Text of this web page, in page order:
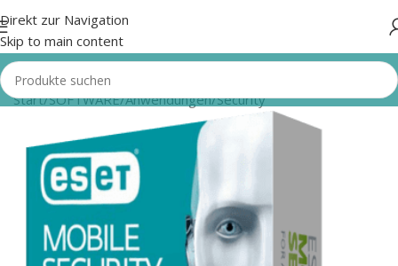
Direkt zur Navigation
Skip to main content
Start/SOFTWARE/Anwendungen/Security